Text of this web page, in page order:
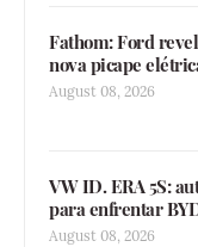
Fathom: Ford
nova picape
August 08, 2026
VW ID. ERA 5S:
para enfrentar
August 08, 2026